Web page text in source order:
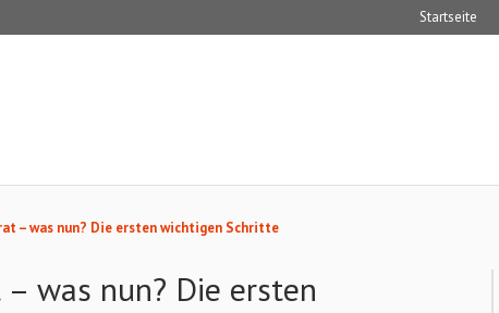
Startseite
– was nun? Die ersten wichtigen Schritte
was nun? Die ersten